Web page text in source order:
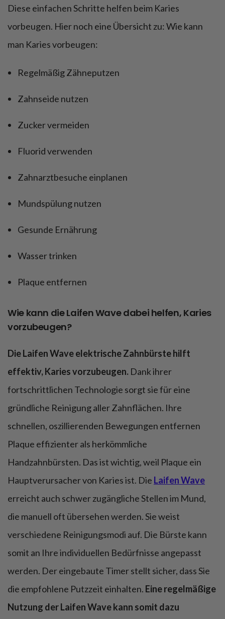
Diese einfachen Schritte helfen beim Karies
vorbeugen. Hier noch eine Übersicht zu: Wie kann
man Karies vorbeugen:
Regelmäßig Zähneputzen
Zahnseide nutzen
Zucker vermeiden
Fluorid verwenden
Zahnarztbesuche einplanen
Mundspülung nutzen
Gesunde Ernährung
Wasser trinken
Plaque entfernen
Wie kann die Laifen Wave dabei helfen, Karies
vorzubeugen?
Die Laifen Wave elektrische Zahnbürste hilft
effektiv, Karies vorzubeugen. Dank ihrer
fortschrittlichen Technologie sorgt sie für eine
gründliche Reinigung aller Zahnflächen. Ihre
schnellen, oszillierenden Bewegungen entfernen
Plaque effizienter als herkömmliche
Handzahnbürsten. Das ist wichtig, weil Plaque ein
Hauptverursacher von Karies ist. Die Laifen Wave
erreicht auch schwer zugängliche Stellen im Mund,
die manuell oft übersehen werden. Sie weist
verschiedene Reinigungsmodi auf. Die Bürste kann
somit an Ihre individuellen Bedürfnisse angepasst
werden. Der eingebaute Timer stellt sicher, dass Sie
die empfohlene Putzzeit einhalten. Eine regelmäßige
Nutzung der Laifen Wave kann somit dazu